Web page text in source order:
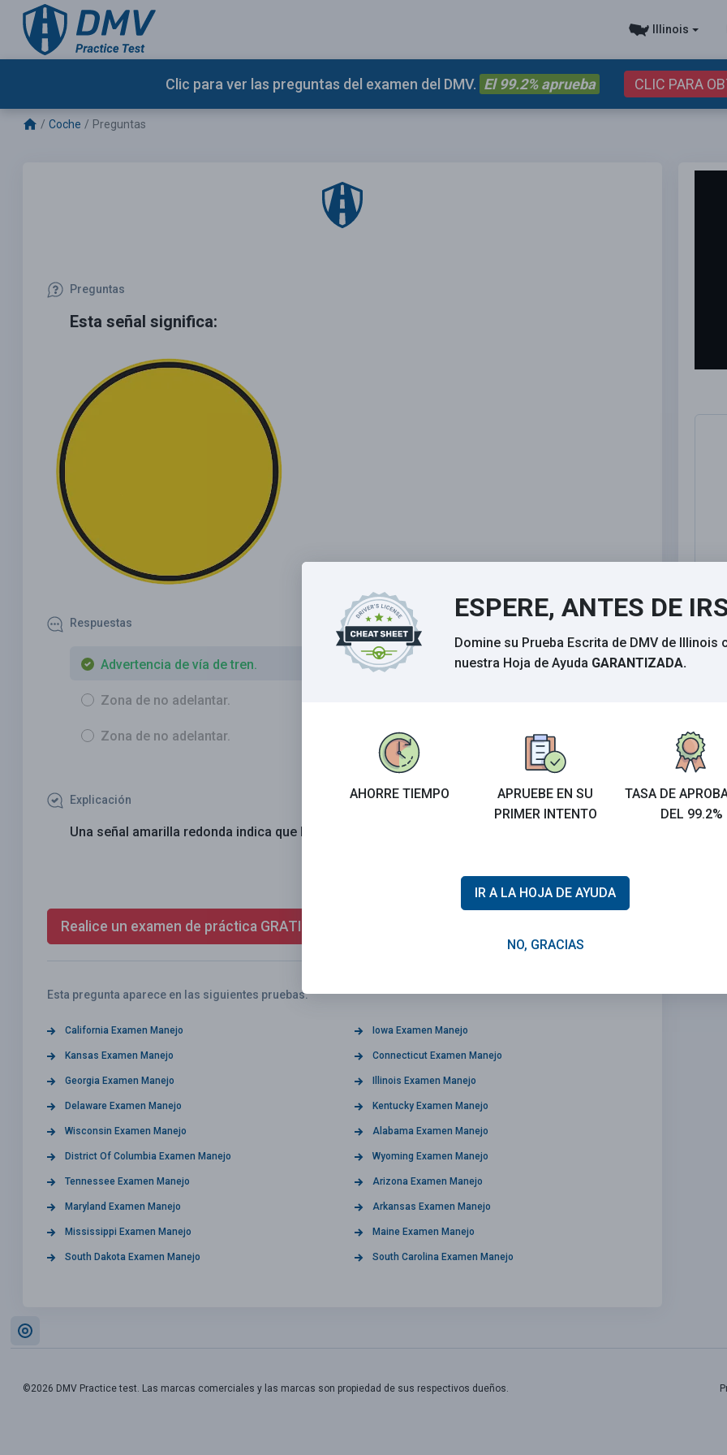
Illinois
Clic para ver las preguntas del examen del DMV. El 99.2% aprueba CLIC PARA
Coche Preguntas
Preguntas
Esta señal significa:
Respuestas
Advertencia de vía de tren.
Zona de no adelantar.
Zona de no adelantar.
Explicación
Una señal amarilla redonda indica que hay un cruce de ferrocarril por delante.
Realice un examen de práctica GRATIS ahora
Esta pregunta aparece en las siguientes pruebas:
California Examen Manejo Iowa Examen Manejo
Kansas Examen Manejo Connecticut Examen Manejo
Georgia Examen Manejo Illinois Examen Manejo
Delaware Examen Manejo Kentucky Examen Manejo
Wisconsin Examen Manejo Alabama Examen Manejo
District Of Columbia Examen Manejo Wyoming Examen Manejo
Tennessee Examen Manejo Arizona Examen Manejo
Maryland Examen Manejo Arkansas Examen Manejo
Mississippi Examen Manejo Maine Examen Manejo
South Dakota Examen Manejo South Carolina Examen Manejo
©2026 DMV Practice test. Las marcas comerciales y las marcas son propiedad de sus respectivos dueños.
ESPERE, ANTES DE
Domine su Prueba Escrita de DMV de Illinois
nuestra Hoja de Ayuda GARANTIZADA.
AHORRE TIEMPO
APRUEBE EN SU
PRIMER INTENTO
TASA DE
DEL 99.2%
IR A LA HOJA DE AYUDA
NO, GRACIAS